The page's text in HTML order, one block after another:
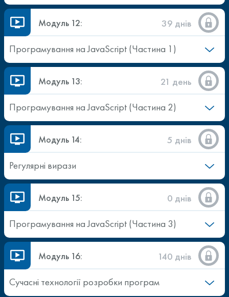
Модуль 12:
39 днів
Програмування на JavaScript (Частина 1)
Модуль 13:
21 день
Програмування на JavaScript (Частина 2)
Модуль 14:
5 днів
Регулярні вирази
Модуль 15:
0 днів
Програмування на JavaScript (Частина 3)
Модуль 16:
140 днів
Сучасні технології розробки програм